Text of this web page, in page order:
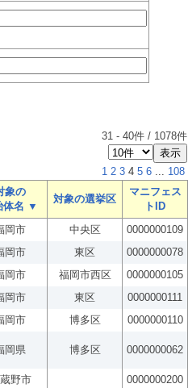
31 - 40件 / 1078件
1 2 3 4 5 6 ... 108
象の
体名 ▼
対象の選挙区
マニフェス
トID
岡市 中央区
0000000109
岡市 東区
0000000078
岡市 福岡市西区
0000000105
岡市 東区
0000000111
岡市 博多区 0000000110
岡県 博多区 0000000062
野市
0000000200